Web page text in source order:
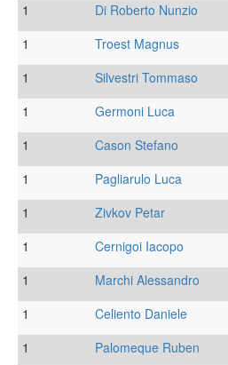
1
Di Roberto Nunzio
1
Troest Magnus
1
Silvestri Tommaso
1
Germoni Luca
1
Cason Stefano
1
Pagliarulo Luca
1
Zivkov Petar
1
Cernigoi Iacopo
1
Marchi Alessandro
1
Celiento Daniele
1
Palomeque Ruben